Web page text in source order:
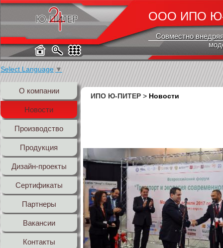
ООО ИПО
Совместно
Select Language▼
О компании
Новости
Производство
Продукция
Дизайн-проекты
Сертификаты
Партнеры
Вакансии
Контакты
ИПО Ю-ПИТЕР > Новости